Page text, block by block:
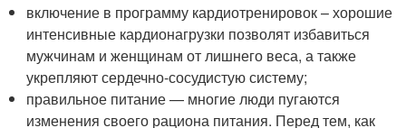
включение в программу кардиотренировок – хорошие
интенсивные кардионагрузки позволят избавиться
мужчинам и женщинам от лишнего веса, а также
укрепляют сердечно-сосудистую систему;
правильное питание — многие люди пугаются
изменения своего рациона питания. Перед тем, как